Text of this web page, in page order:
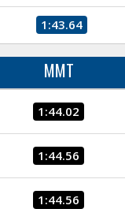
1:43.64
MMT
1:44.02
1:44.56
1:44.56